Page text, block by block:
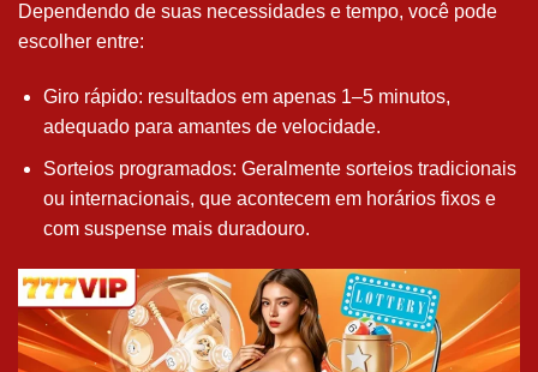
Dependendo de suas necessidades e tempo, você pode
escolher entre:
Giro rápido: resultados em apenas 1–5 minutos,
adequado para amantes de velocidade.
Sorteios programados: Geralmente sorteios tradicionais
ou internacionais, que acontecem em horários fixos e
com suspense mais duradouro.